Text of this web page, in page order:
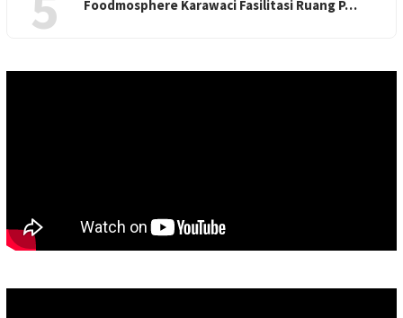
Foodmosphere Karawaci Fasilitasi Ruang P…